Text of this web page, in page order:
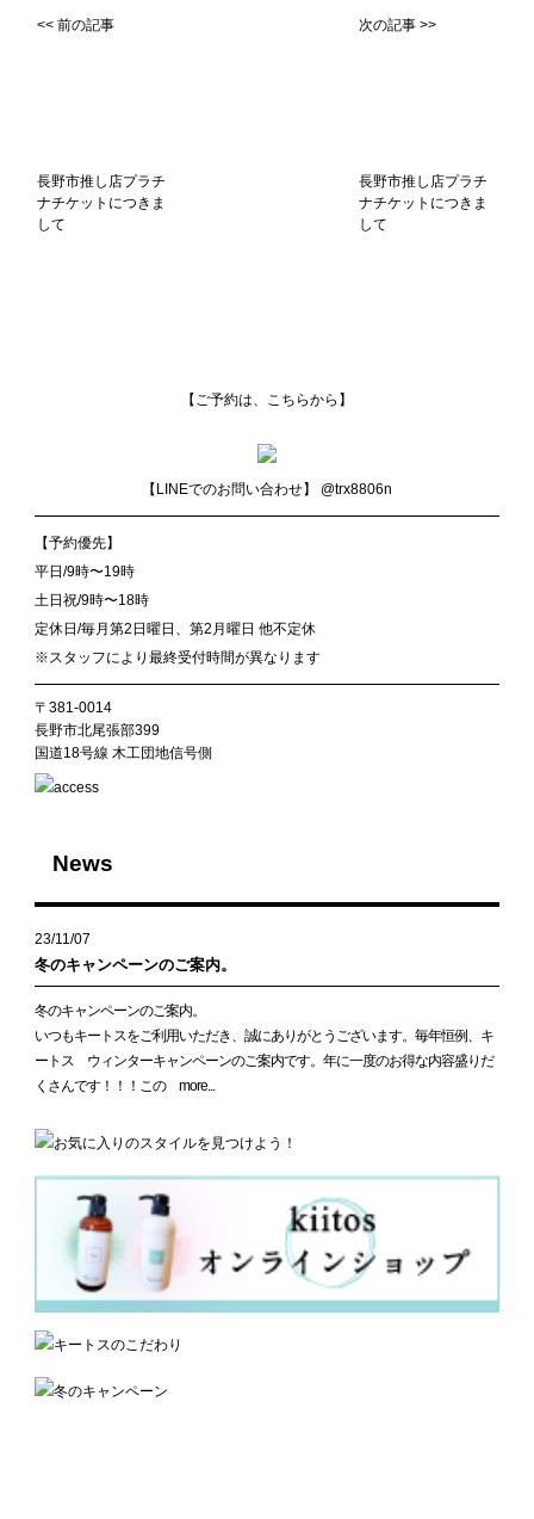
<< 前の記事
長野市推し店プラチ
ナチケットにつきま
して
次の記事 >>
長野市推し店プラチ
ナチケットにつきま
して
【ご予約は、こちらから】
【LINEでのお問い合わせ】 @trx8806n
【予約優先】
平日/9時〜19時
土日祝/9時〜18時
定休日/毎月第2日曜日、第2月曜日 他不定休
※スタッフにより最終受付時間が異なります
〒381-0014
長野市北尾張部399
国道18号線 木工団地信号側
News
23/11/07
冬のキャンペーンのご案内。
冬のキャンペーンのご案内。
いつもキートスをご利用いただき、誠にありがとうございます。毎年恒例、キ
ートス ウィンターキャンペーンのご案内です。年に一度のお得な内容盛りだ
くさんです！！！この more...